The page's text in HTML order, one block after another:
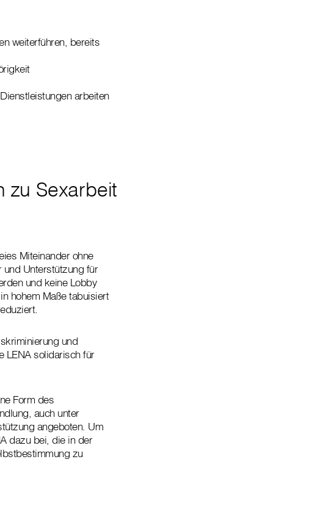
weiterführen, bereits
arbeiten
zu Sexarbeit
Miteinander ohne
Unterstützung für
und keine Lobby
hohem Maße tabuisiert
und
LENA solidarisch für
Form des
auch unter
angeboten. Um
dazu bei, die in der
zu